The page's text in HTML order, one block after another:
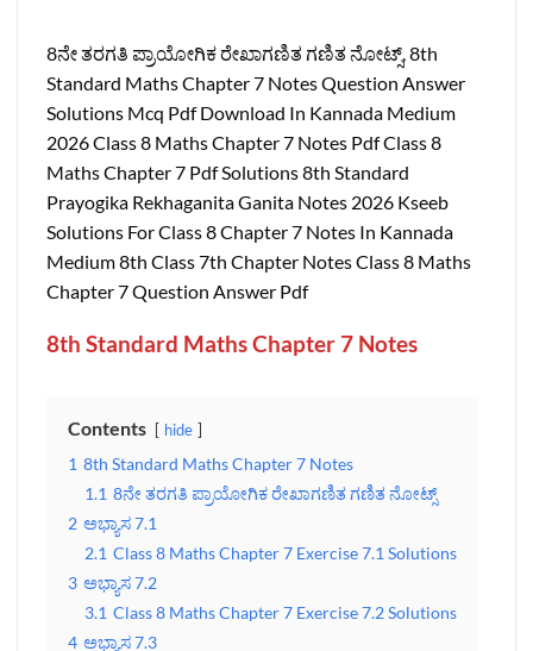
8ನೇ ತರಗತಿ ಪ್ರಾಯೋಗಿಕ ರೇಖಾಗಣಿತ ಗಣಿತ ನೋಟ್ಸ್‌, 8th
Standard Maths Chapter 7 Notes Question Answer
Solutions Mcq Pdf Download In Kannada Medium
2026 Class 8 Maths Chapter 7 Notes Pdf Class 8
Maths Chapter 7 Pdf Solutions 8th Standard
Prayogika Rekhaganita Ganita Notes 2026 Kseeb
Solutions For Class 8 Chapter 7 Notes In Kannada
Medium 8th Class 7th Chapter Notes Class 8 Maths
Chapter 7 Question Answer Pdf
8th Standard Maths Chapter 7 Notes
Contents hide
1 8th Standard Maths Chapter 7 Notes
1.1 8ನೇ ತರಗತಿ ಪ್ರಾಯೋಗಿಕ ರೇಖಾಗಣಿತ ಗಣಿತ ನೋಟ್ಸ್‌
2 ಅಭ್ಯಾಸ 7.1
2.1 Class 8 Maths Chapter 7 Exercise 7.1 Solutions
3 ಅಭ್ಯಾಸ 7.2
3.1 Class 8 Maths Chapter 7 Exercise 7.2 Solutions
4 ಅಭ್ಯಾಸ 7.3